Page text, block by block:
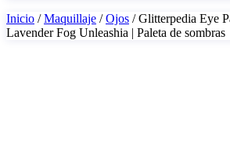
Inicio /Maquillaje /Ojos / Glitterpedia Eye
Lavender Fog Unleashia | Paleta de sombras